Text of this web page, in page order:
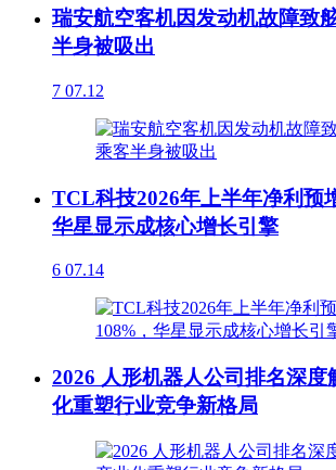
瑞安航空客机因发动机故障致
半身被吸出
7 07.12
TCL科技2026年上半年净利预
华星显示成核心增长引擎
6 07.14
2026 人形机器人公司排名深度
化重塑行业竞争新格局